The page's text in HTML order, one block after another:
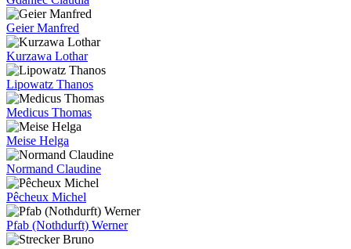
Geier Manfred
Kurzawa Lothar
Lipowatz Thanos
Medicus Thomas
Meise Helga
Normand Claudine
Pêcheux Michel
Pfab (Nothdurft) Werner